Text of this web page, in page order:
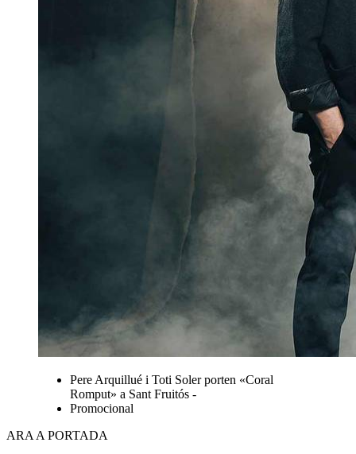
Pere Arquillué i Toti Soler porten «Coral
Romput» a Sant Fruitós -
Promocional
ARA A PORTADA